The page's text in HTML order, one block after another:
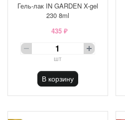
Гель-лак IN GARDEN X-gel
230 8ml
435 ₽
шт
В корзину